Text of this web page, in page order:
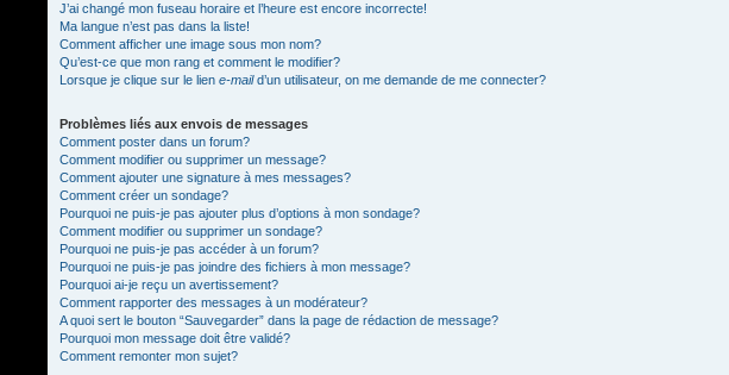
J’ai changé mon fuseau horaire et l’heure est encore incorrecte!
Ma langue n’est pas dans la liste!
Comment afficher une image sous mon nom?
Qu’est-ce que mon rang et comment le modifier?
Lorsque je clique sur le lien e-maild’un utilisateur, on me demande de me connecter?
Problèmes liés aux envois de messages
Comment poster dans un forum?
Comment modifier ou supprimer un message?
Comment ajouter une signature à mes messages?
Comment créer un sondage?
Pourquoi ne puis-je pas ajouter plus d’options à mon sondage?
Comment modifier ou supprimer un sondage?
Pourquoi ne puis-je pas accéder à un forum?
Pourquoi ne puis-je pas joindre des fichiers à mon message?
Pourquoi ai-je reçu un avertissement?
Comment rapporter des messages à un modérateur?
A quoi sert le bouton “Sauvegarder” dans la page de rédaction de message?
Pourquoi mon message doit être validé?
Comment remonter mon sujet?